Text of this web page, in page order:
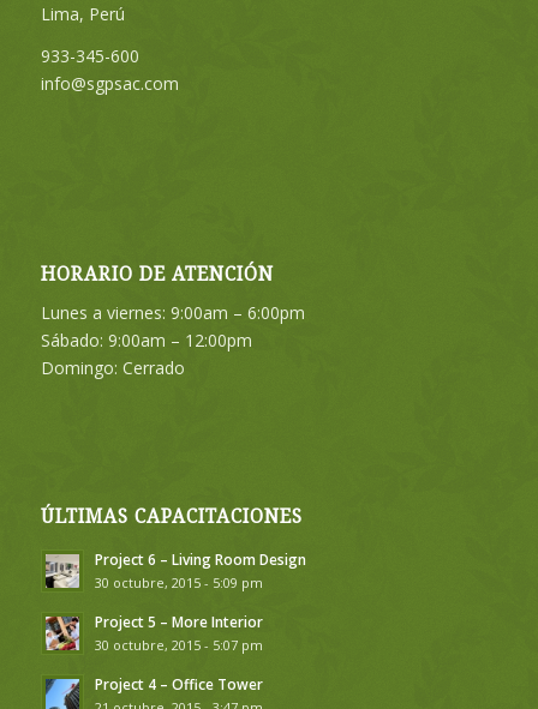
Lima, Perú
933-345-600
info@sgpsac.com
HORARIO DE ATENCIÓN
Lunes a viernes: 9:00am – 6:00pm
Sábado: 9:00am – 12:00pm
Domingo: Cerrado
ÚLTIMAS CAPACITACIONES
Project 6 – Living Room Design
30 octubre, 2015 - 5:09 pm
Project 5 – More Interior
30 octubre, 2015 - 5:07 pm
Project 4 – Office Tower